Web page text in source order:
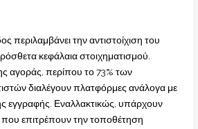
περιλαμβάνει την αντιστοίχιση του
κεφάλαια στοιχηματισμού.
αγοράς, περίπου το 73% των
διαλέγουν πλατφόρμες ανάλογα με
εγγραφής. Εναλλακτικώς, υπάρχουν
επιτρέπουν την τοποθέτηση